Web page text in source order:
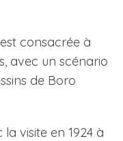
consacrée à
avec un scénario
de Boro
visite en 1924 à